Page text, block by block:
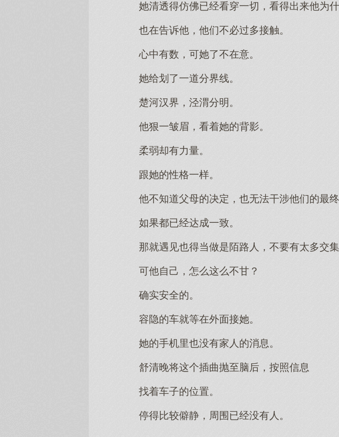
她清透得仿佛已经看穿一切，看得出来他为
也在告诉他，他们不必过多接触。
心中有数，可她了不在意。
她给划了一道分界线。
楚河汉界，泾渭分明。
他狠一皱眉，看着她的背影。
柔弱却有力量。
跟她的性格一样。
他不知道父母的决定，也无法干涉他们的最终
如果都已经达成一致。
那就遇见也得当做是陌路人，不要有太多交集
可他自己，怎么这么不甘？
确实安全的。
容隐的车就等在外面接她。
她的手机里也没有家人的消息。
舒清晚将这个插曲抛至脑后，按照信息
找着车子的位置。
停得比较僻静，周围已经没有人。